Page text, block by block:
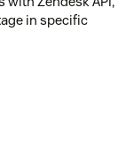
in specific